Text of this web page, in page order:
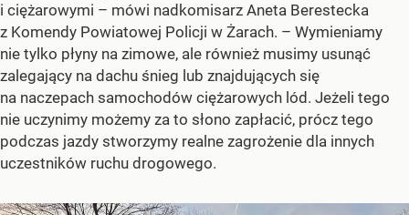
i ciężarowymi – mówi nadkomisarz Aneta Berestecka
z Komendy Powiatowej Policji w Żarach. – Wymieniamy
nie tylko płyny na zimowe, ale również musimy usunąć
zalegający na dachu śnieg lub znajdujących się
na naczepach samochodów ciężarowych lód. Jeżeli tego
nie uczynimy możemy za to słono zapłacić, prócz tego
podczas jazdy stworzymy realne zagrożenie dla innych
uczestników ruchu drogowego.